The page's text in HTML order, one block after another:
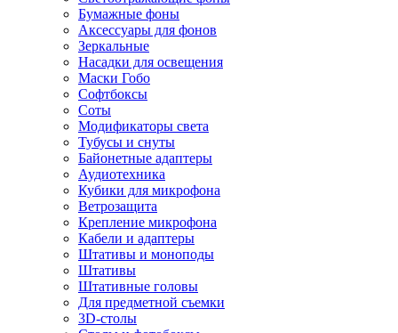
Бумажные фоны
Аксессуары для фонов
Зеркальные
Насадки для освещения
Маски Гобо
Софтбоксы
Соты
Модификаторы света
Тубусы и снуты
Байонетные адаптеры
Аудиотехника
Кубики для микрофона
Ветрозащита
Крепление микрофона
Кабели и адаптеры
Штативы и моноподы
Штативы
Штативные головы
Для предметной съемки
3D-столы